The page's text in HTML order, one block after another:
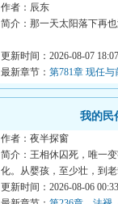
作者：辰东
简介：那一天太阳落下再
更新时间：2026-08-07
最新章节： 第781章 现任
我的民
作者：夜半探窗
简介：王相休囚死，唯一
化。从婴孩，至少壮，到
峰...
更新时间：2026-08-06